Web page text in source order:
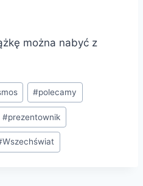
można nabyć z
#polecamy
#prezentownik
Wszechświat